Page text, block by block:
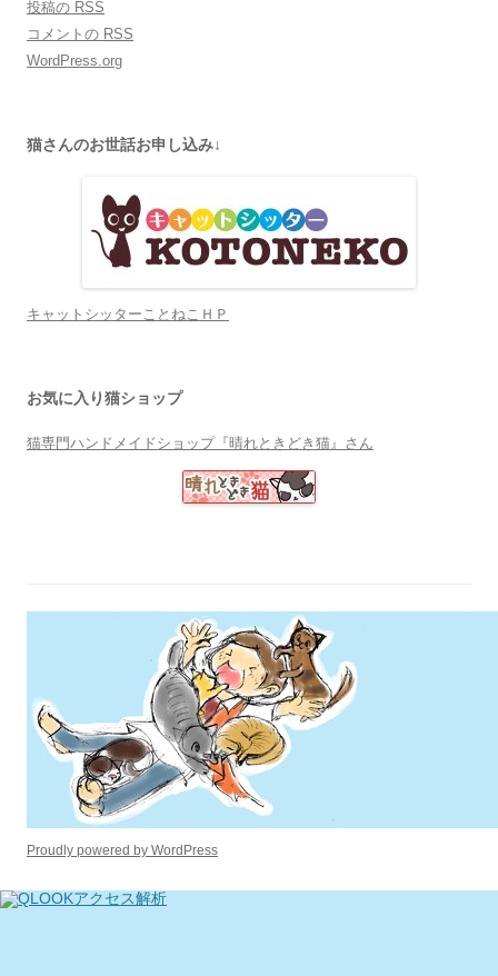
投稿の RSS
コメントの RSS
WordPress.org
猫さんのお世話お申し込み↓
キャットシッターことねこＨＰ
お気に入り猫ショップ
猫専門ハンドメイドショップ『晴れときどき猫』さん
Proudly powered by WordPress